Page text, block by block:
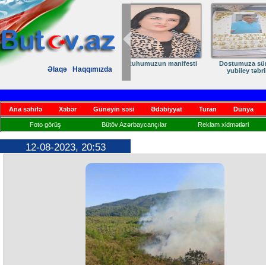
Əlaqə Haqqımızda
Dostumuza sürpriz
Elmanın öz
Ana səhifə Xəbər Güneyin səsi Ədəbiyyat Turan Dünya
Foto görüş Bütöv Azərbaycançılar Reklam xidmətləri
12-08-2023, 20:53